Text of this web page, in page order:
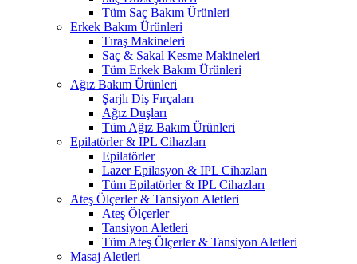
Tüm Saç Bakım Ürünleri
Erkek Bakım Ürünleri
Tıraş Makineleri
Saç & Sakal Kesme Makineleri
Tüm Erkek Bakım Ürünleri
Ağız Bakım Ürünleri
Şarjlı Diş Fırçaları
Ağız Duşları
Tüm Ağız Bakım Ürünleri
Epilatörler & IPL Cihazları
Epilatörler
Lazer Epilasyon & IPL Cihazları
Tüm Epilatörler & IPL Cihazları
Ateş Ölçerler & Tansiyon Aletleri
Ateş Ölçerler
Tansiyon Aletleri
Tüm Ateş Ölçerler & Tansiyon Aletleri
Masaj Aletleri